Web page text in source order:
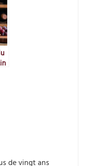
de vingt ans